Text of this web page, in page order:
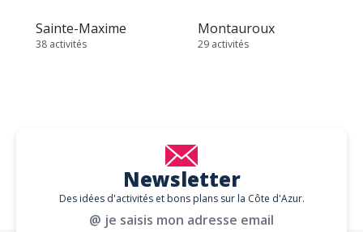
Sainte-Maxime
38 activités
Montauroux
29 activités
Newsletter
Des idées d'activités et bons plans sur la Côte d'Azur.
@ je saisis mon adresse email